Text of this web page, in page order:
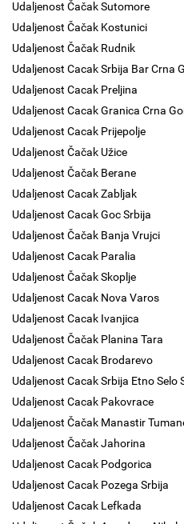
Udaljenost Čačak Sutomore
Udaljenost Čačak Kostunici
Udaljenost Čačak Rudnik
Udaljenost Cacak Srbija Bar Crna
Udaljenost Cacak Preljina
Udaljenost Cacak Granica Crna
Udaljenost Cacak Prijepolje
Udaljenost Čačak Užice
Udaljenost Čačak Berane
Udaljenost Cacak Zabljak
Udaljenost Cacak Goc Srbija
Udaljenost Čačak Banja Vrujci
Udaljenost Cacak Paralia
Udaljenost Čačak Skoplje
Udaljenost Cacak Nova Varos
Udaljenost Cacak Ivanjica
Udaljenost Čačak Planina Tara
Udaljenost Cacak Brodarevo
Udaljenost Cacak Srbija Etno Selo
Udaljenost Cacak Pakovrace
Udaljenost Čačak Manastir
Udaljenost Čačak Jahorina
Udaljenost Cacak Podgorica
Udaljenost Cacak Pozega Srbija
Udaljenost Cacak Lefkada